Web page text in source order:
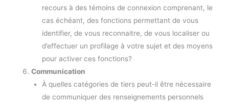
recours à des témoins de connexion comprenant, le
cas échéant, des fonctions permettant de vous
identifier, de vous reconnaitre, de vous localiser ou
d’effectuer un profilage à votre sujet et des moyens
pour activer ces fonctions?
Communication
À quelles catégories de tiers peut-il être nécessaire
de communiquer des renseignements personnels